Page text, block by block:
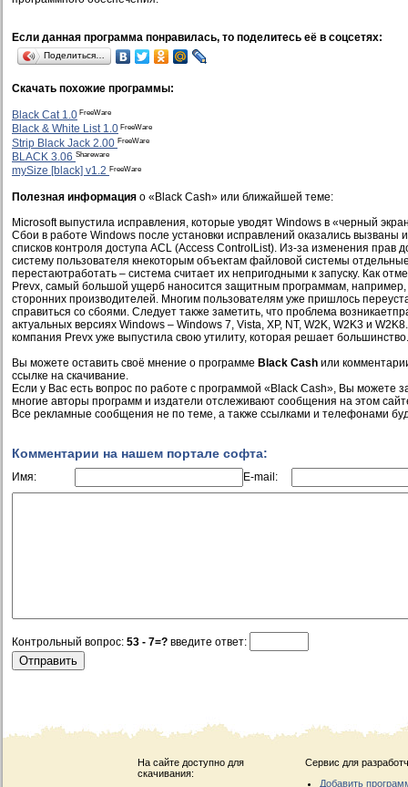
Если данная программа понравилась, то поделитесь её в соцсетях:
Поделиться…
Скачать похожие программы:
Black Cat 1.0 FreeWare
Black & White List 1.0 FreeWare
Strip Black Jack 2.00 FreeWare
BLACK 3.06 Shareware
mySize [black] v1.2 FreeWare
Полезная информация о «Black Cash» или ближайшей теме:
Microsoft выпустила исправления, которые уводят Windows в «черный
Сбои в работе Windows после установки исправлений оказались вызваны
списков контроля доступа ACL (Access ControlList). Из-за изменения прав
систему пользователя кнекоторым объектам файловой системы
перестаютработать – система считает их непригодными к запуску. Как
Prevx, самый большой ущерб наносится защитным программам,
сторонних производителей. Многим пользователям уже пришлось
справиться со сбоями. Следует также заметить, что проблема
актуальных версиях Windows – Windows 7, Vista, XP, NT, W2K, W2K3 и
компания Prevx уже выпустила свою утилиту, которая решает
Вы можете оставить своё мнение о программе Black Cash или
ссылке на скачивание.
Если у Вас есть вопрос по работе с программой «Black Cash», Вы можете
многие авторы программ и издатели отслеживают сообщения на этом
Все рекламные сообщения не по теме, а также ссылками и телефонами
Комментарии на нашем портале софта:
Имя: E-mail:
Контрольный вопрос: 53 - 7=? введите ответ:
На сайте доступно для
скачивания:
Сервис для
Добавить